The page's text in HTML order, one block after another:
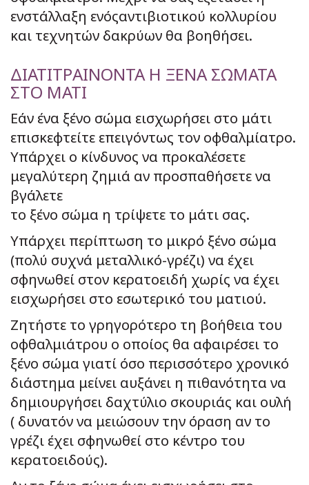
ενστάλλαξη ενόςαντιβιοτικού κολλυρίου
και τεχνητών δακρύων θα βοηθήσει.
ΔΙΑΤΙΤΡΑΙΝΟΝΤΑ Η ΞΕΝΑ ΣΩΜΑΤΑ
ΣΤΟ ΜΑΤΙ
Εάν ένα ξένο σώμα εισχωρήσει στο μάτι
επισκεφτείτε επειγόντως τον οφθαλμίατρο.
Υπάρχει ο κίνδυνος να προκαλέσετε
μεγαλύτερη ζημιά αν προσπαθήσετε να
βγάλετε
το ξένο σώμα η τρίψετε το μάτι σας.
Υπάρχει περίπτωση το μικρό ξένο σώμα
(πολύ συχνά μεταλλικό-γρέζι) να έχει
σφηνωθεί στον κερατοειδή χωρίς να έχει
εισχωρήσει στο εσωτερικό του ματιού.
Ζητήστε το γρηγορότερο τη βοήθεια του
οφθαλμιάτρου ο οποίος θα αφαιρέσει το
ξένο σώμα γιατί όσο περισσότερο χρονικό
διάστημα μείνει αυξάνει η πιθανότητα να
δημιουργήσει δαχτύλιο σκουριάς και ουλή
( δυνατόν να μειώσουν την όραση αν το
γρέζι έχει σφηνωθεί στο κέντρο του
κερατοειδούς).